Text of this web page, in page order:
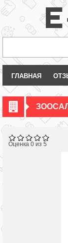
ГЛАВНАЯ
Оценка 0 из 5